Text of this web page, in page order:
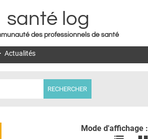
Jump to navigation
santé log
des professionnels de santé
Actualités
Mode d'affichage :